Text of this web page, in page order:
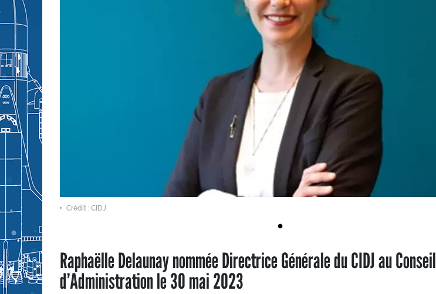
Crédit : CIDJ
Raphaëlle Delaunay nommée Directrice Générale du CIDJ au Conseil
d’Administration le 30 mai 2023